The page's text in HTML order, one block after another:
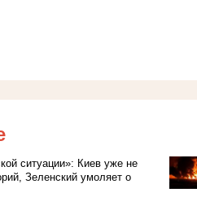
ситуации»: Киев уже не
Зеленский умоляет о